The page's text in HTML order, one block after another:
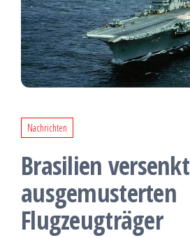
Nachrichten
Brasilien versenkt
ausgemusterten
Flugzeugträger